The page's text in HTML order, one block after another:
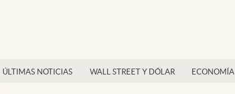
ÚLTIMAS NOTICIAS WALL STREET Y DÓLAR ECONOMÍA
Finanzas y economía